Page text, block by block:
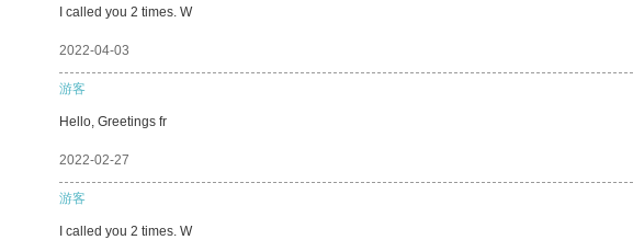
I called you 2 times. W
2022-04-03
游客
Hello, Greetings fr
2022-02-27
游客
I called you 2 times. W